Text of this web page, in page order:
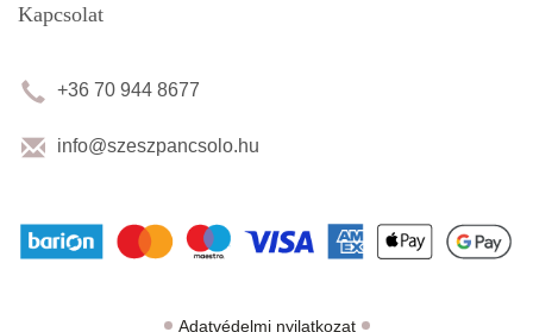
Kapcsolat
+36 70 944 8677
info@szeszpancsolo.hu
Adatvédelmi nyilatkozat